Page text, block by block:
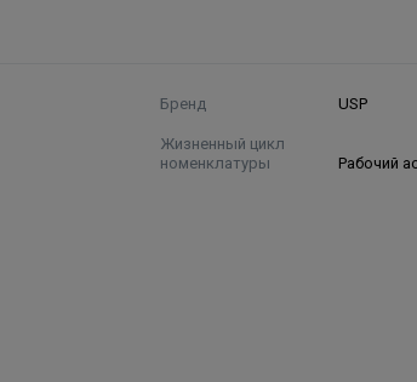
Бренд USP
Жизненный цикл
номенклатуры
Рабочий